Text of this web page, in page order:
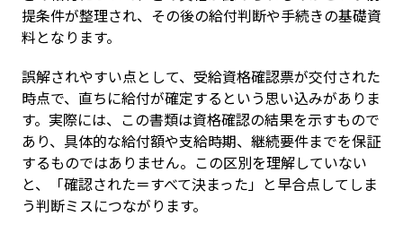
提条件が整理され、その後の給付判断や手続きの基礎資
料となります。
誤解されやすい点として、受給資格確認票が交付された
時点で、直ちに給付が確定するという思い込みがありま
す。実際には、この書類は資格確認の結果を示すもので
あり、具体的な給付額や支給時期、継続要件までを保証
するものではありません。この区別を理解していない
と、「確認された＝すべて決まった」と早合点してしま
う判断ミスにつながります。